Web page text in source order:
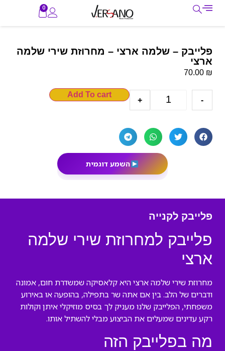
0
פלייבק – שלמה ארצי – מחרוזת שירי שלמה
ארצי
70.00 ₪
-
+
Add To cart
השמע דוגמית
פלייבק לקנייה
פלייבק למחרוזת שירי שלמה
ארצי
מחרוזת שירי שלמה ארצי היא קלאסיקה שמשדרת חום, אמונה
ודברים של הלב. בין אם אתה שר בתפילה, בהופעה או באירוע
משפחתי, הפלייבק שלנו מעניק לך בסיס מוזיקלי איתן וקולות
רקע עדינים שמעלים את הביצוע מבלי להשתיל אותו.
מה בפלייבק הזה